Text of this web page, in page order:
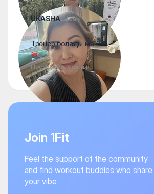
UKASHA22 July
Тренер болады ма ?
Посмотреть ответы
Join 1Fit
Feel the support of the community
and find workout buddies who share
your vibe